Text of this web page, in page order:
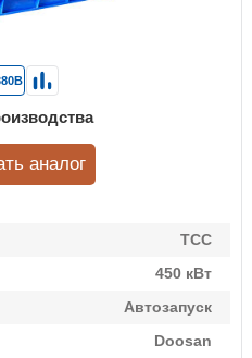
ТСС
450 кВт
Автозапуск
Doosan
аналог